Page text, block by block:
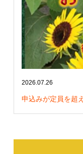
2026.07.26
申込みが定員を超